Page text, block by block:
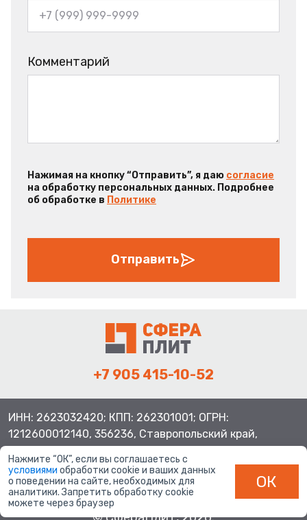
Комментарий
Нажимая на кнопку “Отправить”, я даю согласие
на обработку персональных данных. Подробнее
об обработке в Политике
Отправить
+7 905 415-10-52
ИНН: 2623032420; КПП: 262301001; ОГРН:
1212600012140, 356236, Ставропольский край,
Нажмите “ОК”, если вы соглашаетесь с
условиями обработки cookie и ваших данных
о поведении на сайте, необходимых для
аналитики. Запретить обработку cookie
можете через браузер
ОК